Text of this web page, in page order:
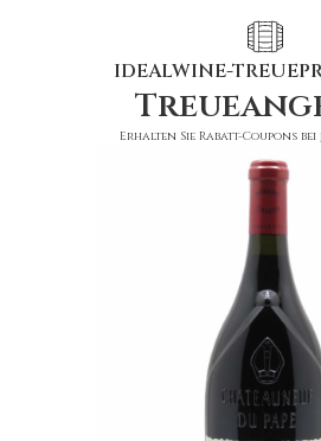
IDEALWINE-
Erhalten Sie Rabatt-Coupons